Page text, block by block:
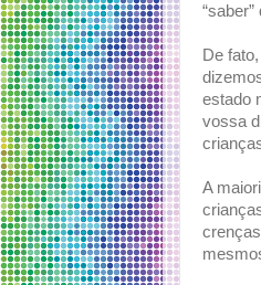
De
estado
vossa
A